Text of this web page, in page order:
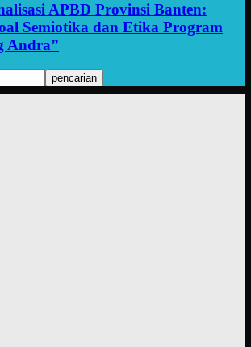
APBD Provinsi Banten:
Semiotika dan Etika Program
Andra”